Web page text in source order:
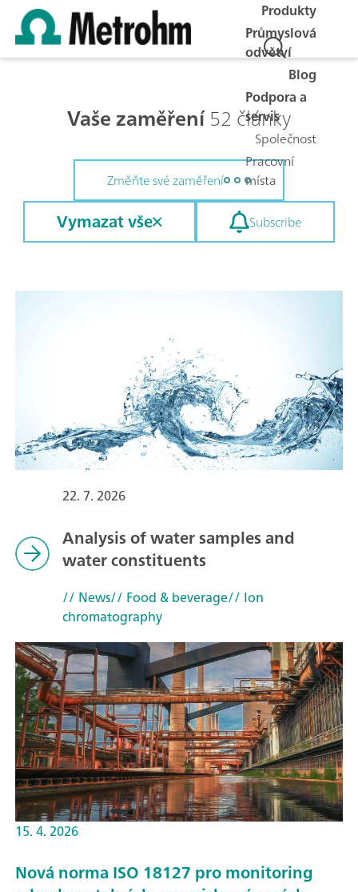
Produkty
Průmyslová
odvětví
Blog
Podpora a
servis
Společnost
Pracovní
místa
Vaše zaměření52 články
Změňte své zaměření
Vymazat vše Subscribe
22. 7. 2026
Analysis of water samples and
water constituents
// News// Food & beverage// Ion
chromatography
15. 4. 2026
Nová norma ISO 18127 pro monitoring